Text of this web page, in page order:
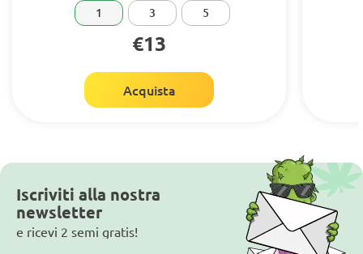
1 3 5
€13
Acquista
Iscriviti alla nostra
newsletter
e ricevi 2 semi gratis!